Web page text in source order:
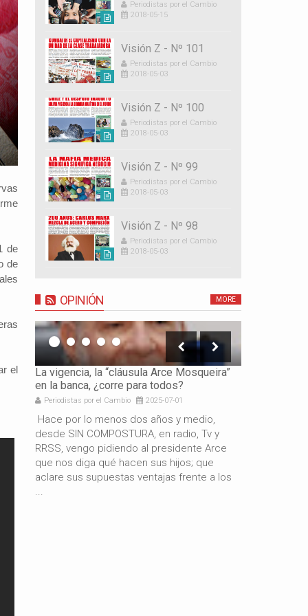
de
de
el
Periodistas por el Cambio
2018-05-15
Visión Z - Nº 101
Periodistas por el Cambio
2018-05-03
Visión Z - Nº 100
Periodistas por el Cambio
2018-05-03
Visión Z - Nº 99
Periodistas por el Cambio
2018-05-03
Visión Z - Nº 98
Periodistas por el Cambio
2018-05-03
OPINIÓN MORE
La vigencia, la “cláusula Arce Mosqueira”
en la banca, ¿corre para todos?
Periodistas por el Cambio 2025-07-01
Hace por lo menos dos años y medio,
desde SIN COMPOSTURA, en radio, Tv y
RRSS, vengo pidiendo al presidente Arce
que nos diga qué hacen sus hijos; que
aclare sus supuestas ventajas frente a los
...